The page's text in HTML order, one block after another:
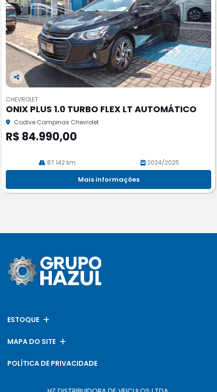
Co
pa
rtil
he
CHEVROLET
ONIX PLUS 1.0 TURBO FLEX LT AUTOMÁTICO
Codive Campinas Chevrolet
R$ 84.990,00
87.142 km 2024/2025
Mais informações
ESTOQUE
MAPA DO SITE
POLÍTICA DE PRIVACIDADE